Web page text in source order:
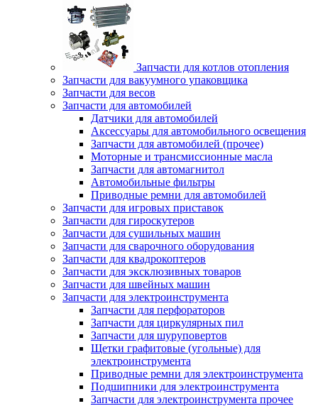
Запчасти для котлов отопления
Запчасти для вакуумного упаковщика
Запчасти для весов
Запчасти для автомобилей
Датчики для автомобилей
Аксессуары для автомобильного освещения
Запчасти для автомобилей (прочее)
Моторные и трансмиссионные масла
Запчасти для автомагнитол
Автомобильные фильтры
Приводные ремни для автомобилей
Запчасти для игровых приставок
Запчасти для гироскутеров
Запчасти для сушильных машин
Запчасти для сварочного оборудования
Запчасти для квадрокоптеров
Запчасти для эксклюзивных товаров
Запчасти для швейных машин
Запчасти для электроинструмента
Запчасти для перфораторов
Запчасти для циркулярных пил
Запчасти для шуруповертов
Щетки графитовые (угольные) для
электроинструмента
Приводные ремни для электроинструмента
Подшипники для электроинструмента
Запчасти для электроинструмента прочее